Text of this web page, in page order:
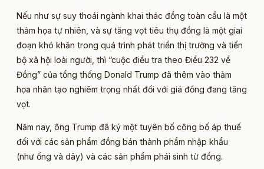
Nếu như sự suy thoái ngành khai thác đồng toàn cầu là một
thảm họa tự nhiên, và sự tăng vọt tiêu thụ đồng là một giai
đoạn khó khăn trong quá trình phát triển thị trường và tiến
bộ xã hội loài người, thì “cuộc điều tra theo Điều 232 về
Đồng” của tổng thống Donald Trump đã thêm vào thảm
họa nhân tạo nghiêm trọng nhất đối với giá đồng đang tăng
vọt.
Năm nay, ông Trump đã ký một tuyên bố công bố áp thuế
đối với các sản phẩm đồng bán thành phẩm nhập khẩu
(như ống và dây) và các sản phẩm phái sinh từ đồng.